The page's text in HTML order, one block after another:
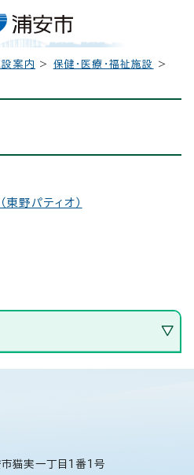
案内 > 保健・医療・福祉施設
>
野パティオ）
猫実一丁目1番1号